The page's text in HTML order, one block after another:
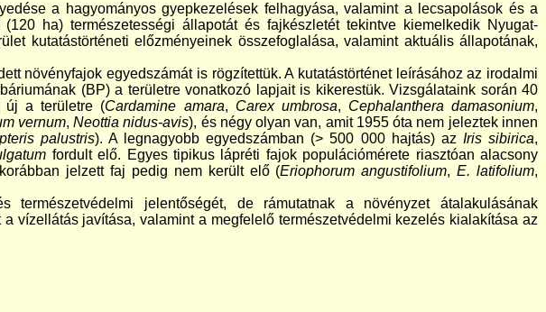
a hagyományos gyepkezelések felhagyása, valamint a lecsapolások és a
ha) természetességi állapotát és fajkészletét tekintve kiemelkedik Nyugat-
kutatástörténeti előzményeinek összefoglalása, valamint aktuális állapotának,
növényfajok egyedszámát is rögzítettük. A kutatástörténet leírásához az irodalmi
(BP) a területre vonatkozó lapjait is kikerestük. Vizsgálataink során 40
új a területre (Cardamine amara, Carex umbrosa, Cephalanthera damasonium,
vernum,Neottia nidus-avis), és négy olyan van, amit 1955 óta nem jeleztek innen
palustris). A legnagyobb egyedszámban (> 500 000 hajtás) az Iris sibirica,
fordult elő. Egyes tipikus lápréti fajok populációmérete riasztóan alacsony
jelzett faj pedig nem került elő (Eriophorum angustifolium,E. latifolium,
természetvédelmi jelentőségét, de rámutatnak a növényzet átalakulásának
vízellátás javítása, valamint a megfelelő természetvédelmi kezelés kialakítása az